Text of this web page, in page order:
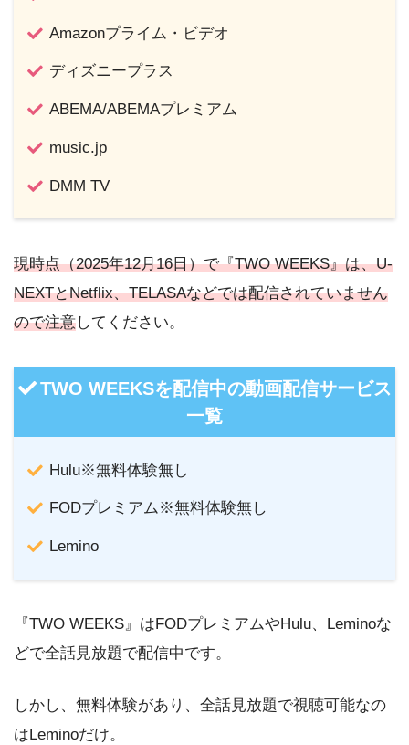
Amazonプライム・ビデオ
ディズニープラス
ABEMA/ABEMAプレミアム
music.jp
DMM TV
現時点（2025年12月16日）で『TWO WEEKS』は、U-
NEXTとNetflix、TELASAなどでは配信されていません
ので注意してください。
TWO WEEKSを配信中の動画配信サービス
一覧
Hulu※無料体験無し
FODプレミアム※無料体験無し
Lemino
『TWO WEEKS』はFODプレミアムやHulu、Leminoな
どで全話見放題で配信中です。
しかし、無料体験があり、全話見放題で視聴可能なの
はLeminoだけ。